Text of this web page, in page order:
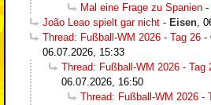
Mal eine Frage zu Spanien -
João Leao spielt gar nicht - Eisen,
Thread: Fußball-WM 2026 - Tag 26 -
06.07.2026, 15:33
Thread: Fußball-WM 2026 - Tag
06.07.2026, 16:50
Thread: Fußball-WM 2026 -